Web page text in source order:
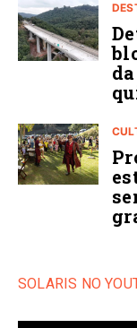
SOLARIS NO